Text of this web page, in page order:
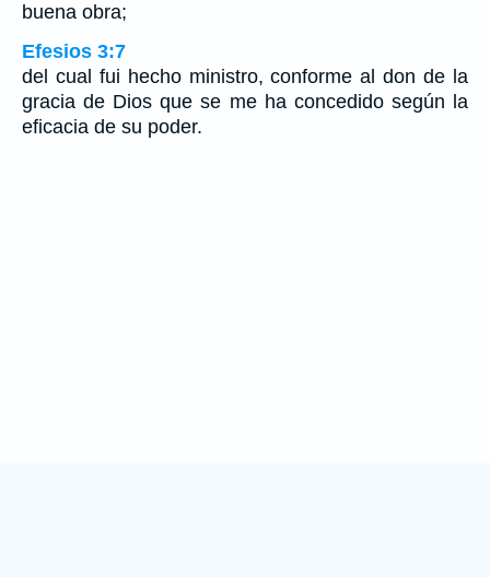
buena obra;
Efesios 3:7
del cual fui hecho ministro, conforme al don de la
gracia de Dios que se me ha concedido según la
eficacia de su poder.